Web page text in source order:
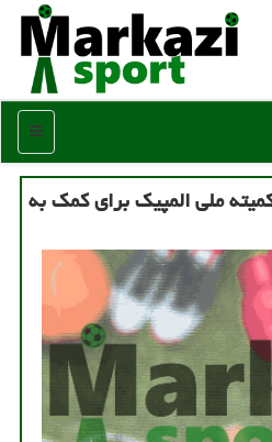
منو
ملی المپیك برای كمك به